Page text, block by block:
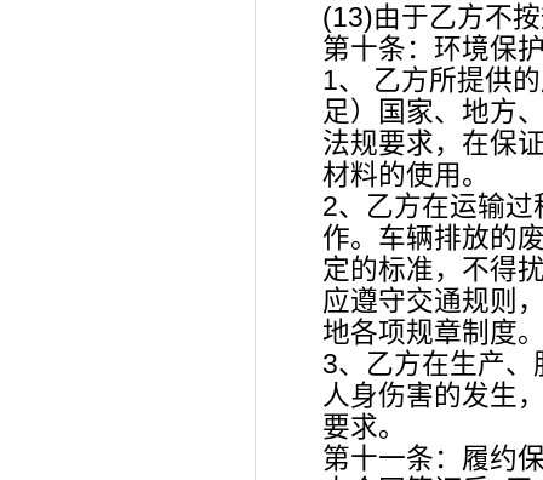
(13)由于乙方不
第十条：环境保
1、 乙方所提供
足）国家、地方
法规要求，在保
材料的使用。
2、乙方在运输
作。车辆排放的
定的标准，不得
应遵守交通规则
地各项规章制度
3、乙方在生产
人身伤害的发生
要求。
第十一条：履约